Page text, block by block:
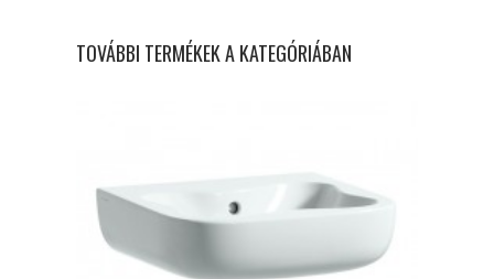
TOVÁBBI TERMÉKEK A KATEGÓRIÁBAN